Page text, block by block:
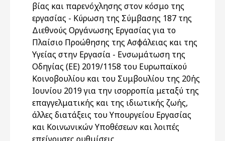
βίας και παρενόχλησης στον κόσμο της
εργασίας - Κύρωση της Σύμβασης 187 της
Διεθνούς Οργάνωσης Εργασίας για τo
Πλαίσιο Προώθησης της Ασφάλειας και της
Υγείας στην Εργασία - Ενσωμάτωση της
Οδηγίας (ΕΕ) 2019/1158 του Ευρωπαϊκού
Κοινοβουλίου και του Συμβουλίου της 20ής
Ιουνίου 2019 για την ισορροπία μεταξύ της
επαγγελματικής και της ιδιωτικής ζωής,
άλλες διατάξεις του Υπουργείου Εργασίας
και Κοινωνικών Υποθέσεων και λοιπές